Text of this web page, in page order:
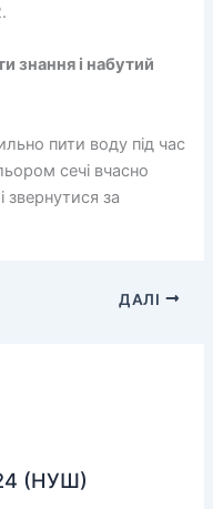
знання і набутий
пити воду під час
сечі вчасно
звернутися за
ДАЛІ
(НУШ)